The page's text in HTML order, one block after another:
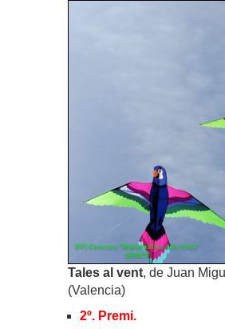
Tales al vent, de Juan
(Valencia)
2º. Premi.